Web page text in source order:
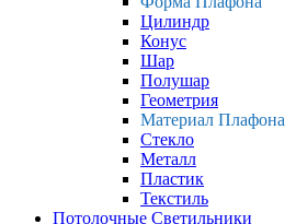
Цилиндр
Конус
Шар
Полушар
Геометрия
Материал Плафона
Стекло
Металл
Пластик
Текстиль
Потолочные Светильники